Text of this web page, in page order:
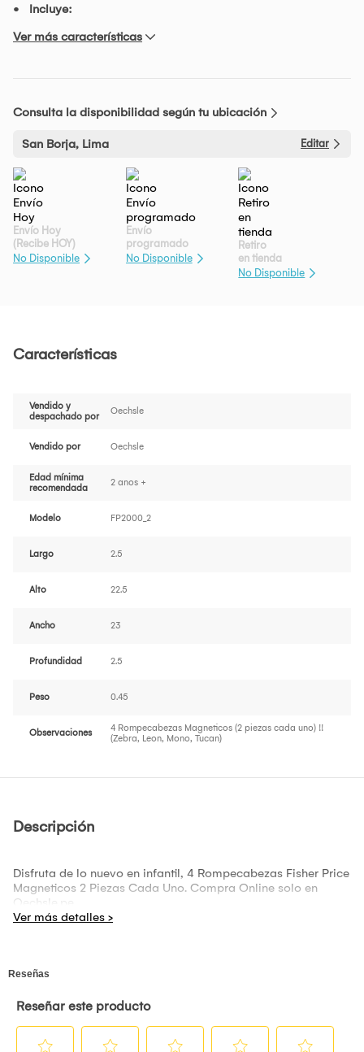
Incluye:
Ver más características
Consulta la disponibilidad según tu ubicación
San Borja, Lima Editar
Envío Hoy
(Recibe HOY)
No Disponible
Envío
programado
No Disponible
Retiro
en tienda
No Disponible
Características
Vendido y
despachado por
Oechsle
Vendido por Oechsle
Edad mínima
recomendada
2 anos +
Modelo FP2000_2
Largo 2.5
Alto 22.5
Ancho 23
Profundidad 2.5
Peso 0.45
Observaciones
4 Rompecabezas Magneticos (2 piezas cada uno) !!
(Zebra, Leon, Mono, Tucan)
Descripción
Disfruta de lo nuevo en infantil, 4 Rompecabezas Fisher Price
Magneticos 2 Piezas Cada Uno. Compra Online solo en
Oechsle.pe